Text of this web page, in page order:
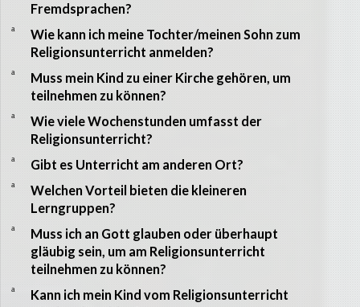
Fremdsprachen?
a
Wie kann ich meine Tochter/meinen Sohn zum
Religionsunterricht anmelden?
a
Muss mein Kind zu einer Kirche gehören, um
teilnehmen zu können?
a
Wie viele Wochenstunden umfasst der
Religionsunterricht?
a Gibt es Unterricht am anderen Ort?
a
Welchen Vorteil bieten die kleineren
Lerngruppen?
a
Muss ich an Gott glauben oder überhaupt
gläubig sein, um am Religionsunterricht
teilnehmen zu können?
a
Kann ich mein Kind vom Religionsunterricht